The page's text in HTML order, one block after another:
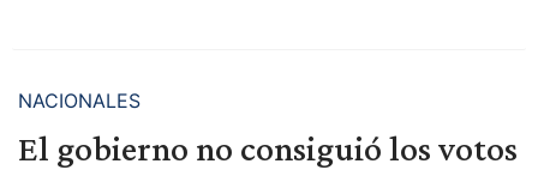
NACIONALES
El gobierno no consiguió los votos